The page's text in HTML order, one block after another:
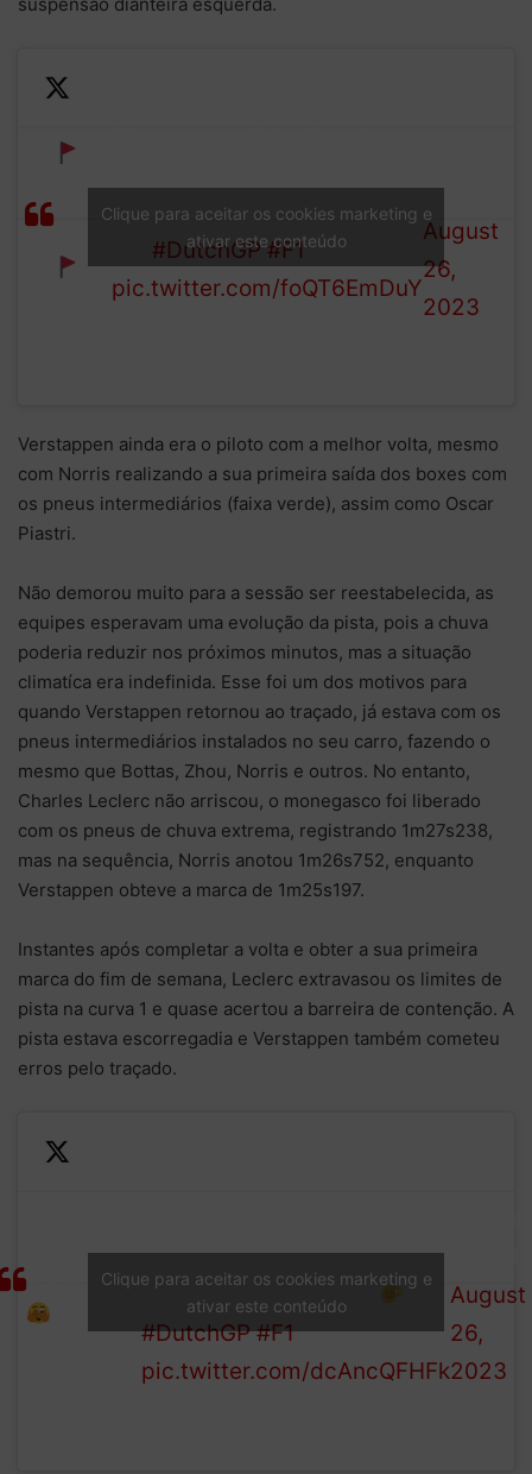
RED
FLAG
3 and the session comes to a
#DutchGP #F1
pic.twitter.com/foQT6EmDuY
1 (@F1)
August
26,
2023
Clique para aceitar os cookies marketing e
ativar este conteúdo
Verstappen ainda era o piloto com a melhor volta, mesmo
com Norris realizando a sua primeira saída dos boxes com
os pneus intermediários (faixa verde), assim como Oscar
Piastri.
Não demorou muito para a sessão ser reestabelecida, as
equipes esperavam uma evolução da pista, pois a chuva
poderia reduzir nos próximos minutos, mas a situação
climatíca era indefinida. Esse foi um dos motivos para
quando Verstappen retornou ao traçado, já estava com os
pneus intermediários instalados no seu carro, fazendo o
mesmo que Bottas, Zhou, Norris e outros. No entanto,
Charles Leclerc não arriscou, o monegasco foi liberado
com os pneus de chuva extrema, registrando 1m27s238,
mas na sequência, Norris anotou 1m26s752, enquanto
Verstappen obteve a marca de 1m25s197.
Instantes após completar a volta e obter a sua primeira
marca do fim de semana, Leclerc extravasou os limites de
pista na curva 1 e quase acertou a barreira de contenção. A
pista estava escorregadia e Verstappen também cometeu
erros pelo traçado.
clooooose!
barriers at Turn 1 by a
matter of centimetres
#DutchGP #F1
pic.twitter.com/dcAncQFHFk
August
26,
2023
Clique para aceitar os cookies marketing e
ativar este conteúdo